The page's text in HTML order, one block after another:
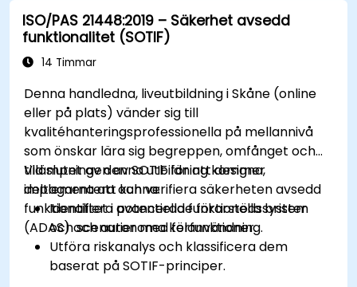
ISO/PAS 21448:2019 – Säkerhet avsedd
funktionalitet (SOTIF)
14 Timmar
Denna handledna, liveutbildning i Skåne (online
eller på plats) vänder sig till
kvalitéhanteringsprofessionella på mellannivå
som önskar lära sig begreppen, omfånget och
tillämpningen av SOTIF för att designa,
implementera och verifiera säkerheten avsedd
funktionalitet i avancerade förarstödssystem
(ADAS) och autonoma körfunktioner.
Vid slutet av denna utbildning kommer
deltagarna att kunna:
Identifiera potentiella funktionella brister
och scenarier med felanvändning.
Utföra riskanalys och klassificera dem
baserat på SOTIF-principer.